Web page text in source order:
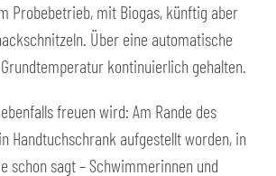
Probebetrieb, mit Biogas, künftig aber
Über eine automatische
kontinuierlich gehalten.
freuen wird: Am Rande des
Handtuchschrank aufgestellt worden, in
schon sagt – Schwimmerinnen und